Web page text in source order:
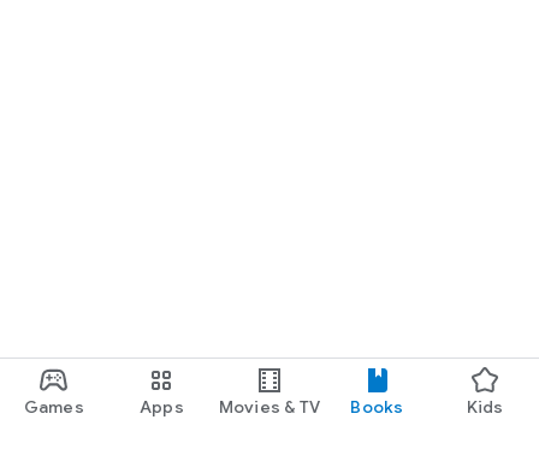
Games Apps Movies & TV Books Kids